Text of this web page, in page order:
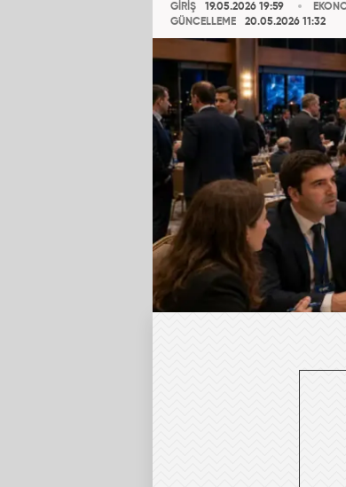
GİRİŞ
19.05.2026 19:59
GÜNCELLEME
20.05.2026 11:32